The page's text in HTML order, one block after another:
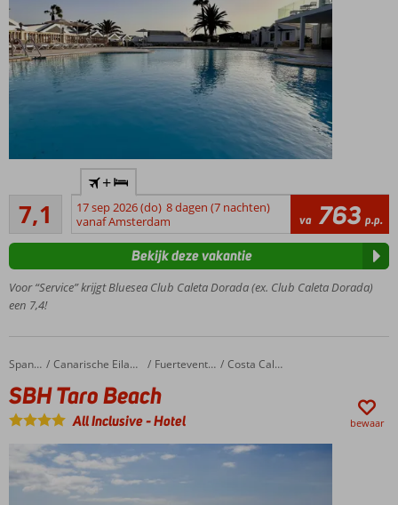
of All
Inclusive
mogelijk
centraal
gelegen
Ruime
Op ca.
1.5 km
het
op
slechts 3
km
7,1
Voldoende/goed
13
beoordelingen
+
17 sep 2026 (do) 8 dagen (7 nachten)
vanaf Amsterdam
va 763 p.p.
Voor “Service” krijgt Bluesea Club Caleta Dorada (ex. Club Caleta Dorada)
een 7,4!
Bekijk deze vakantie
Home Spanje Canarische Eilanden Fuerteventura Costa Calma
SBH Taro Beach
SBH Taro Beach
All Inclusive-Hotel bewaar